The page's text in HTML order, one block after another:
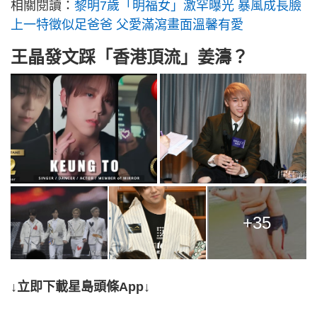
相關閱讀： 黎明7歲「明福女」激罕曝光 暴風成長臉
上一特徵似足爸爸 父愛滿瀉畫面溫馨有愛
王晶發文踩「香港頂流」姜濤？
+35
↓立即下載星島頭條App↓